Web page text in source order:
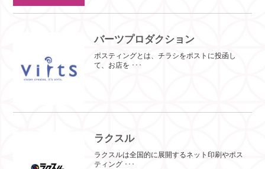
バーツプロダクション
ポスティングとは、チラシをポストに投函し
て、お店を ･･･
ラクスル
ラクスルは全国的に展開するネット印刷やポス
ティング ･･･